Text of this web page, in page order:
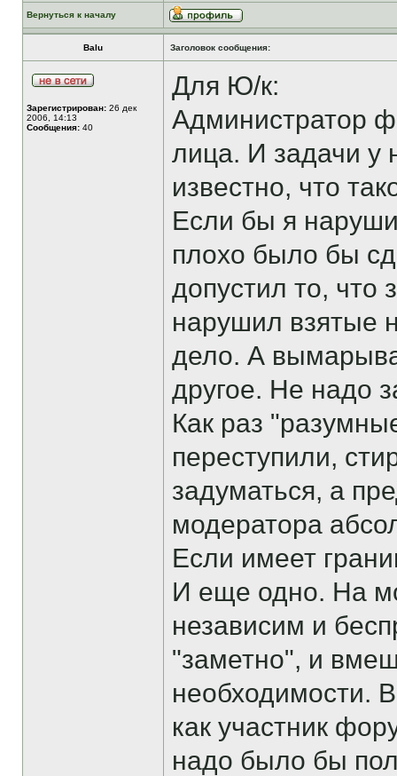
Вернуться к началу
Balu Заголовок сообщения:
Зарегистрирован: 26 дек
2006, 14:13
Сообщения: 40
Для Ю/к:
Администратор
лица. И задачи у
известно, что
Если бы я
плохо было бы
допустил то,
нарушил взятые
дело. А
другое. Не надо
Как раз
переступили,
задуматься, а
модератора
Если имеет
И еще одно. На
независим и
"заметно", и
необходимости.
как участник
надо было бы